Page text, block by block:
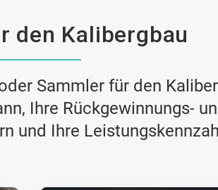
den Kalibergbau
Sammler für den
Ihre Rückgewinnungs-
und Ihre